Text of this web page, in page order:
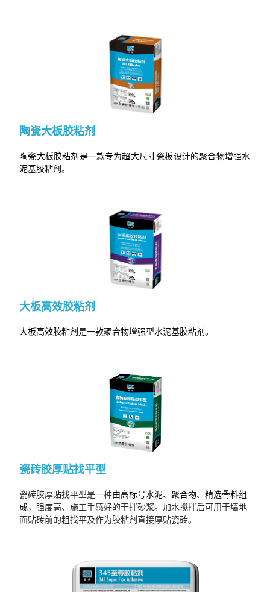
陶瓷大板胶粘剂
陶瓷大板胶粘剂是一款专为超大尺寸瓷板设计的聚合物增强水
泥基胶粘剂。
大板高效胶粘剂
大板高效胶粘剂是一款聚合物增强型水泥基胶粘剂。
瓷砖胶厚贴找平型
瓷砖胶厚贴找平型是一种由高标号水泥、聚合物、精选骨料组
成，强度高、施工手感好的干拌砂浆。加水搅拌后可用于墙地
面贴砖前的粗找平及作为胶粘剂直接厚贴瓷砖。